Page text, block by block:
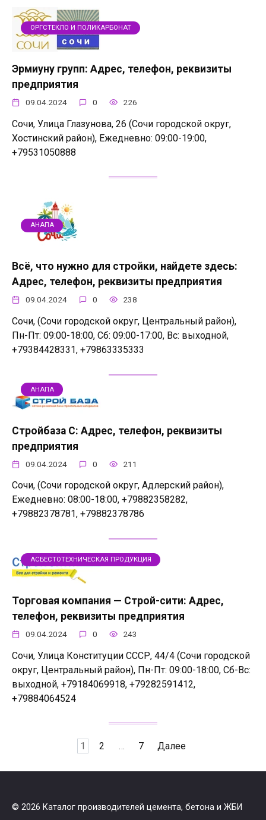
ОРГСТЕКЛО И ПОЛИКАРБОНАТ
Эрмиуну групп: Адрес, телефон, реквизиты
предприятия
09.04.2024 0 226
Сочи, Улица Глазунова, 26 (Сочи городской округ,
Хостинский район), Ежедневно: 09:00-19:00,
+79531050888
АНАПА
Всё, что нужно для стройки, найдете здесь:
Адрес, телефон, реквизиты предприятия
09.04.2024 0 238
Сочи, (Сочи городской округ, Центральный район),
Пн-Пт: 09:00-18:00, Сб: 09:00-17:00, Вс: выходной,
+79384428331, +79863335333
АНАПА
Стройбаза С: Адрес, телефон, реквизиты
предприятия
09.04.2024 0 211
Сочи, (Сочи городской округ, Адлерский район),
Ежедневно: 08:00-18:00, +79882358282,
+79882378781, +79882378786
АСБЕСТОТЕХНИЧЕСКАЯ ПРОДУКЦИЯ
Торговая компания — Строй-сити: Адрес,
телефон, реквизиты предприятия
09.04.2024 0 243
Сочи, Улица Конституции СССР, 44/4 (Сочи городской
округ, Центральный район), Пн-Пт: 09:00-18:00, Сб-Вс:
выходной, +79184069918, +79282591412,
+79884064524
1 2 … 7 Далее
© 2026 Каталог производителей цемента, бетона и ЖБИ